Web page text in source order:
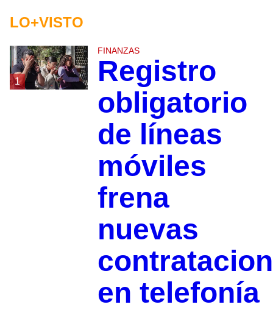
LO+VISTO
1
FINANZAS
Registro
obligatorio
de líneas
móviles
frena
nuevas
en telefonía